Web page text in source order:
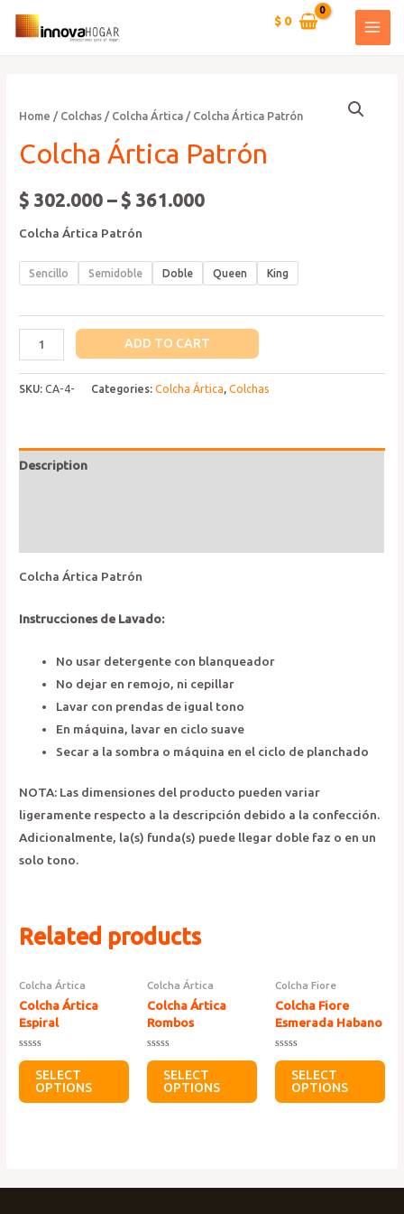
$ 0
Home / Colchas / Colcha Ártica / Colcha Ártica Patrón
Colcha Ártica Patrón
$ 302.000 –$ 361.000
Colcha Ártica Patrón
Sencillo Semidoble Doble Queen King
Colcha
Ártica
Patrón
ADD TO CART
SKU:CA-4- Categories:Colcha Ártica,Colchas
Description
Colcha Ártica Patrón
Instrucciones de Lavado:
No usar detergente con blanqueador
No dejar en remojo, ni cepillar
Lavar con prendas de igual tono
En máquina, lavar en ciclo suave
Secar a la sombra o máquina en el ciclo de planchado
NOTA: Las dimensiones del producto pueden variar
ligeramente respecto a la descripción debido a la confección.
Adicionalmente, la(s) funda(s) puede llegar doble faz o en un
solo tono.
Related products
Colcha Ártica
Colcha Ártica
Espiral
Rated
0
5
SELECT
OPTIONS
Colcha Ártica
Colcha Ártica
Rombos
Rated
0
5
SELECT
OPTIONS
Colcha Fiore
Colcha Fiore
Esmerada Habano
Rated
0
5
SELECT
OPTIONS